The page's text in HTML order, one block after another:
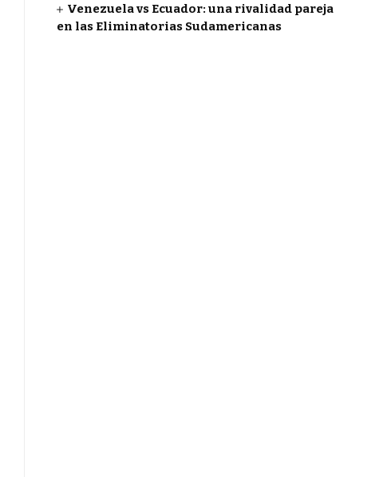
Venezuela vs Ecuador: una rivalidad pareja
en las Eliminatorias Sudamericanas